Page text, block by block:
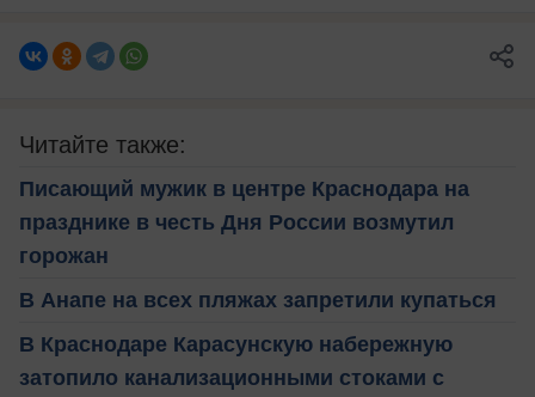
Читайте также:
Писающий мужик в центре Краснодара на
празднике в честь Дня России возмутил
горожан
В Анапе на всех пляжах запретили купаться
В Краснодаре Карасунскую набережную
затопило канализационными стоками с